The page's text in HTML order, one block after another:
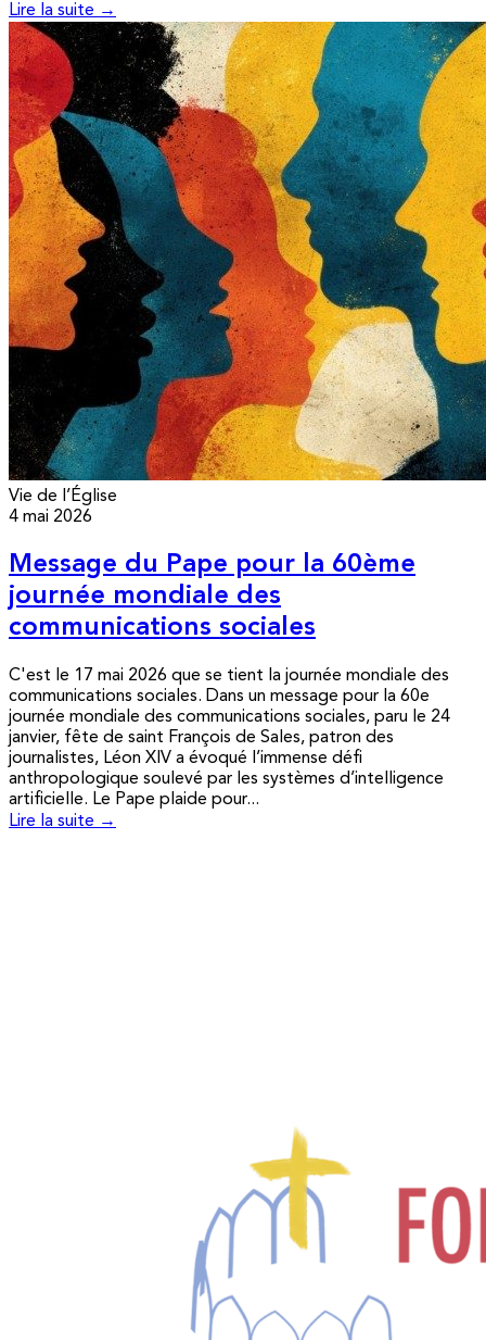
Lire la suite →
Vie de l’Église
4 mai 2026
Message du Pape pour la 60ème
journée mondiale des
communications sociales
C'est le 17 mai 2026 que se tient la journée mondiale des
communications sociales. Dans un message pour la 60e
journée mondiale des communications sociales, paru le 24
janvier, fête de saint François de Sales, patron des
journalistes, Léon XIV a évoqué l’immense défi
anthropologique soulevé par les systèmes d’intelligence
artificielle. Le Pape plaide pour...
Lire la suite →